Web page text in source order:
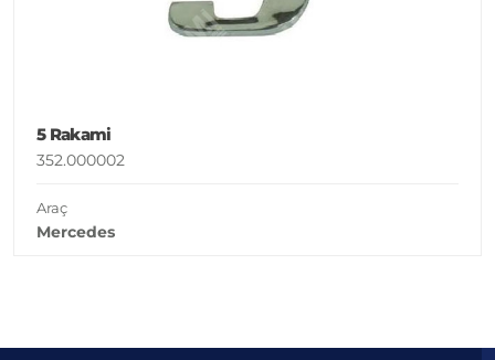
5 Rakami
352.000002
Araç
Mercedes